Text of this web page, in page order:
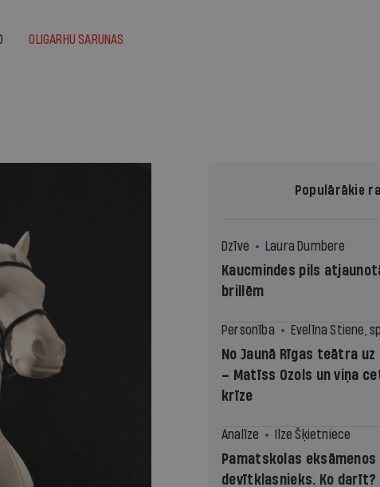
OLIGARHU SARUNAS
Populārākie
Dzīve Laura Dumbere
Kaucmindes pils
brillēm
Personība Evelīna Stiene,
No Jaunā Rīgas teātra
– Matīss Ozols un viņa
krīze
Analīze Ilze Šķietniece
Pamatskolas
devītklasnieks. Ko darīt?